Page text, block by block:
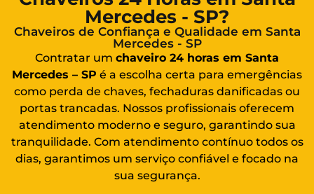
Mercedes - SP?
Chaveiros de Confiança e Qualidade em Santa
Mercedes - SP
Contratar um chaveiro 24 horas em Santa
Mercedes – SP é a escolha certa para emergências
como perda de chaves, fechaduras danificadas ou
portas trancadas. Nossos profissionais oferecem
atendimento moderno e seguro, garantindo sua
tranquilidade. Com atendimento contínuo todos os
dias, garantimos um serviço confiável e focado na
sua segurança.